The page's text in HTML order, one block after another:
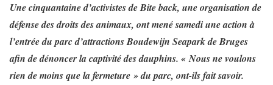
Une cinquantaine d’activistes de Bite back, une organisation de
défense des droits des animaux, ont mené samedi une action à
l’entrée du parc d’attractions Boudewijn Seapark de Bruges
afin de dénoncer la captivité des dauphins. « Nous ne voulons
rien de moins que la fermeture » du parc, ont-ils fait savoir.